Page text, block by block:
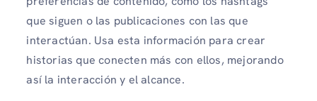
que siguen o las publicaciones con las que
interactúan. Usa esta información para crear
historias que conecten más con ellos, mejorando
así la interacción y el alcance.